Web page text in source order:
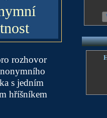
rozhovor
s jedním
hříšníkem